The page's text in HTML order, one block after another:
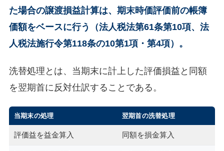
た場合の譲渡損益計算は、期末時価評価前の帳簿
価額をベースに行う（法人税法第61条第10項、法
人税法施行令第118条の10第1項・第4項）。
洗替処理とは、当期末に計上した評価損益と同額
を翌期首に反対仕訳することである。
当期末の処理 翌期首の洗替処理
評価益を益金算入 同額を損金算入